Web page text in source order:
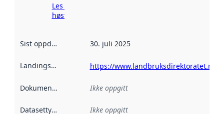
Les mer om
høsting her
Sist oppdatert 30. juli 2025
Landingsside https://www.landbruksdirektoratet.no
Dokumentasjon Ikke oppgitt
Datasettype Ikke oppgitt